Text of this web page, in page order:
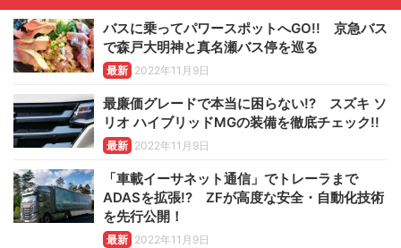
バスに乗ってパワースポットへGO!! 京急バス
で森戸大明神と真名瀬バス停を巡る
最新 2022年11月9日
最廉価グレードで本当に困らない!? スズキ ソ
リオ ハイブリッドMGの装備を徹底チェック!!
最新 2022年11月9日
「車載イーサネット通信」でトレーラまで
ADASを拡張!? ZFが高度な安全・自動化技術
を先行公開！
最新 2022年11月9日